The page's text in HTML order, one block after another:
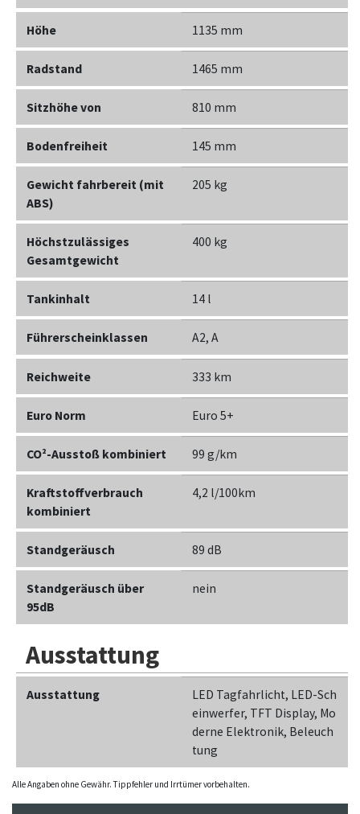
Höhe 1135 mm
Radstand 1465 mm
Sitzhöhe von 810 mm
Bodenfreiheit 145 mm
Gewicht fahrbereit (mit
ABS)
205 kg
Höchstzulässiges
Gesamtgewicht
400 kg
Tankinhalt 14 l
Führerscheinklassen A2, A
Reichweite 333 km
Euro Norm Euro 5+
CO²-Ausstoß kombiniert 99 g/km
Kraftstoffverbrauch
kombiniert
4,2 l/100km
Standgeräusch 89 dB
Standgeräusch über
95dB
nein
Ausstattung
Ausstattung
LED Tagfahrlicht, LED-Sch
einwerfer, TFT Display, Mo
derne Elektronik, Beleuch
tung
Alle Angaben ohne Gewähr. Tippfehler und Irrtümer vorbehalten.